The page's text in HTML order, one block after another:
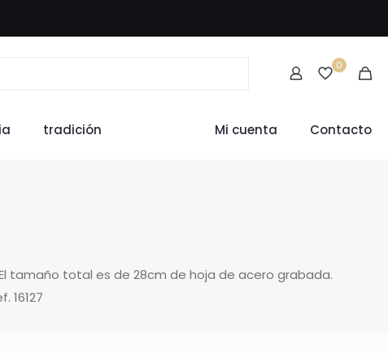
0
tradición Mi cuenta Contacto
tamaño total es de 28cm de hoja de acero grabada.
16127